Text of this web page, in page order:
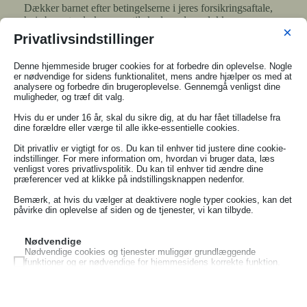
Dækker barnet efter betingelserne i jeres forsikringsaftale,
hvis barnet selv kommer til skade ved en ulykke.
Kan dække, hvis barnet efter gældende regler bliver
ansvarligt for at have gjort skade på andre eller deres ting.
Vi anbefaler, at I undersøger begge dele hos jeres eget
forsikringsselskab.
Privatlivsindstillinger ×
Denne hjemmeside bruger cookies for at forbedre din oplevelse. Nogle
er nødvendige for sidens funktionalitet, mens andre hjælper os med at
analysere og forbedre din brugeroplevelse. Gennemgå venligst dine
muligheder, og træf dit valg.
Hvis du er under 16 år, skal du sikre dig, at du har fået tilladelse fra
dine forældre eller værge til alle ikke-essentielle cookies.
Dit privatliv er vigtigt for os. Du kan til enhver tid justere dine cookie-
indstillinger. For mere information om, hvordan vi bruger data, læs
venligst vores privatlivspolitik. Du kan til enhver tid ændre dine
præferencer ved at klikke på indstillingsknappen nedenfor.
Bemærk, at hvis du vælger at deaktivere nogle typer cookies, kan det
påvirke din oplevelse af siden og de tjenester, vi kan tilbyde.
Nødvendige
Nødvendige cookies og tjenester muliggør grundlæggende
funktioner og er nødvendige for hjemmesidens korrekte funktion.